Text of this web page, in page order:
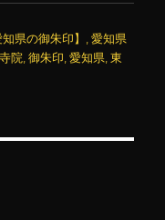
知県の御朱印】 ,愛知県
寺院 ,御朱印 ,愛知県 ,東